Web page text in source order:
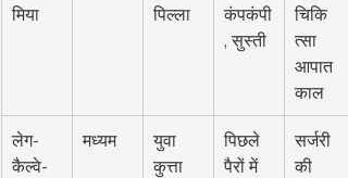
मिया
पिल्ला
कंपकंपी
, सुस्ती
चिकि
त्सा
आपात
काल
लेग-
कैल्वे-
मध्यम
युवा
कुत्ता
पिछले
पैरों में
सर्जरी
की